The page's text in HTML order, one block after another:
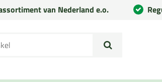
van Nederland e.o.